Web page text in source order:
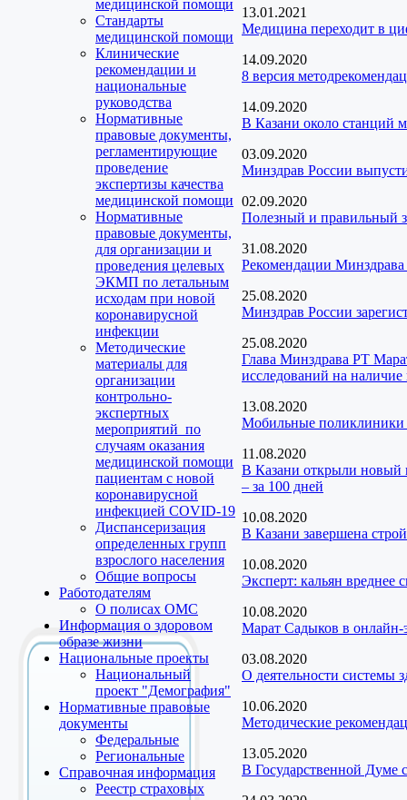
медицинской помощи
Стандарты
медицинской помощи
Клинические
рекомендации и
национальные
руководства
Нормативные
правовые документы,
регламентирующие
проведение
экспертизы качества
медицинской помощи
Нормативные
правовые документы,
для организации и
проведения целевых
ЭКМП по летальным
исходам при новой
коронавирусной
инфекции
Методические
материалы для
организации
контрольно-
экспертных
мероприятий по
случаям оказания
медицинской помощи
пациентам с новой
коронавирусной
инфекцией COVID-19
Диспансеризация
определенных групп
взрослого населения
Общие вопросы
Работодателям
О полисах ОМС
Информация о здоровом
образе жизни
Национальные проекты
Национальный
проект "Демография"
Нормативные правовые
документы
Федеральные
Региональные
Справочная информация
Реестр страховых
13.01.2021
Медицина переходит в
14.09.2020
8 версия
14.09.2020
В Казани около станций
03.09.2020
Минздрав России
02.09.2020
Полезный и правильный
31.08.2020
Рекомендации
25.08.2020
Минздрав России
25.08.2020
Глава Минздрава РТ
исследований на
13.08.2020
Мобильные поликлиники
11.08.2020
В Казани открыли новый
– за 100 дней
10.08.2020
В Казани завершена
10.08.2020
Эксперт: кальян вреднее
10.08.2020
Марат Садыков в онлайн-
03.08.2020
О деятельности системы
10.06.2020
Методические
13.05.2020
В Государственной Думе